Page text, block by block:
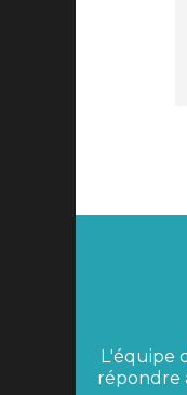
L'équipe
répondre